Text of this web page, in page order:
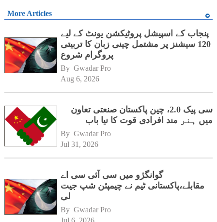
More Articles
پنجاب کے اسپیشل پروٹیکشن یونٹ کے لیے
120 سیشنز پر مشتمل چینی زبان کا تربیتی
پروگرام شروع
By Gwadar Pro
Aug 6, 2026
سی پیک 2.0، چین پاکستان صنعتی تعاون
میں ہنر مند افرادی قوت کا نیا باب
By Gwadar Pro
Jul 31, 2026
گوانگژو میں سی آئی سی اے
مقابلے،پاکستانی ٹیم نے چیمپئن شپ جیت
لی
By Gwadar Pro
Jul 6, 2026